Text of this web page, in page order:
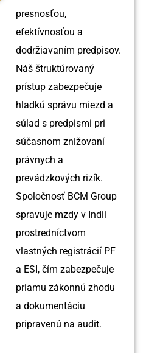
presnosťou,
efektívnosťou a
dodržiavaním predpisov.
Náš štruktúrovaný
prístup zabezpečuje
hladkú správu miezd a
súlad s predpismi pri
súčasnom znižovaní
právnych a
prevádzkových rizík.
Spoločnosť BCM Group
spravuje mzdy v Indii
prostredníctvom
vlastných registrácií PF
a ESI, čím zabezpečuje
priamu zákonnú zhodu
a dokumentáciu
pripravenú na audit.